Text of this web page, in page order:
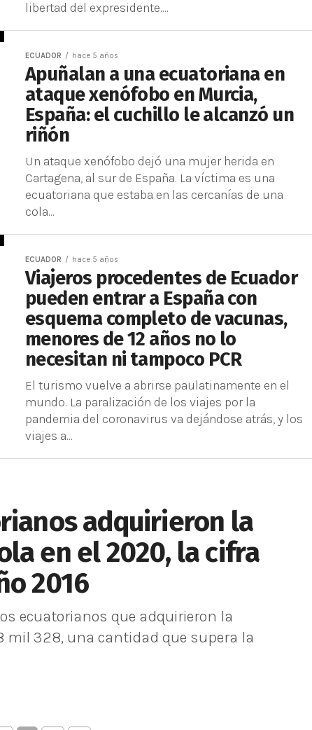
libertad del expresidente....
ECUADOR hace 5 años
Apuñalan a una ecuatoriana en
ataque xenófobo en Murcia,
España: el cuchillo le alcanzó un
riñón
Un ataque xenófobo dejó una mujer herida en
Cartagena, al sur de España. La víctima es una
ecuatoriana que estaba en las cercanías de una
cola...
ECUADOR hace 5 años
Viajeros procedentes de Ecuador
pueden entrar a España con
esquema completo de vacunas,
menores de 12 años no lo
necesitan ni tampoco PCR
El turismo vuelve a abrirse paulatinamente en el
mundo. La paralización de los viajes por la
pandemia del coronavirus va dejándose atrás, y los
viajes a...
adquirieron la
en el 2020, la cifra
2016
ecuatorianos que adquirieron la
mil 328, una cantidad que supera la